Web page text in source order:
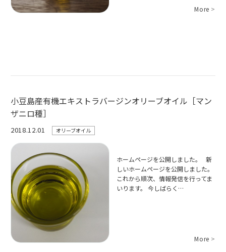
More >
小豆島産有機エキストラバージンオリーブオイル［マン
ザニロ種］
2018.12.01 オリーブオイル
ホームページを公開しました。 新
しいホームページを公開しました。
これから順次、情報発信を行ってま
いります。 今しばらく…
More >